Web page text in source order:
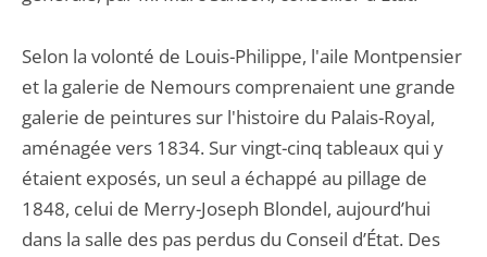
Selon la volonté de Louis-Philippe, l'aile Montpensier
et la galerie de Nemours comprenaient une grande
galerie de peintures sur l'histoire du Palais-Royal,
aménagée vers 1834. Sur vingt-cinq tableaux qui y
étaient exposés, un seul a échappé au pillage de
1848, celui de Merry-Joseph Blondel, aujourd’hui
dans la salle des pas perdus du Conseil d’État. Des